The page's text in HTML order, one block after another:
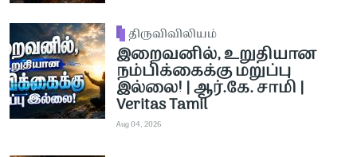
திருவிவிலியம்
இறைவனில், உறுதியான
நம்பிக்கைக்கு மறுப்பு
இல்லை! | ஆர்.கே. சாமி |
Veritas Tamil
Aug 04, 2026